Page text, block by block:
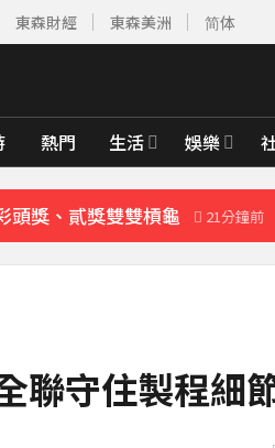
東森財經 東森美洲 简体
熱門 生活 娛樂
事！
頭獎、貳獎雙雙槓龜
21分鐘前
聯守住製程細